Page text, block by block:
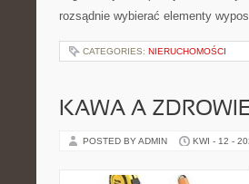
rozsądnie wybierać elementy
CATEGORIES: NIERUCHOMOŚCI
KAWA A ZDROWIE
POSTED BY ADMIN KWI - 12 -